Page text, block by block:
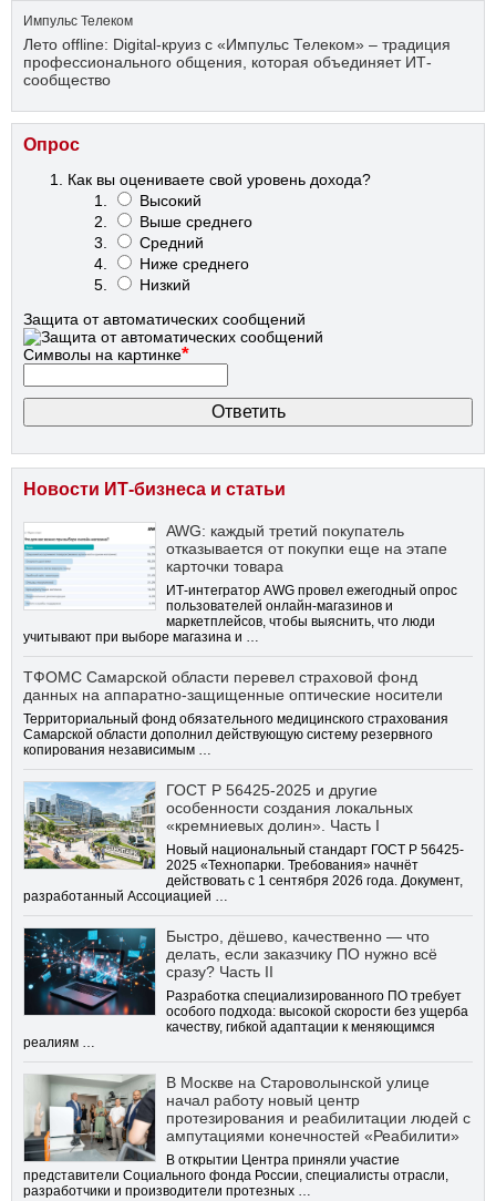
Импульс Телеком
Лето offline: Digital-круиз с «Импульс Телеком» – традиция
профессионального общения, которая объединяет ИТ-
сообщество
Опрос
Как вы оцениваете свой уровень дохода?
Высокий
Выше среднего
Средний
Ниже среднего
Низкий
Защита от автоматических сообщений
Символы на картинке*
Новости ИТ-бизнеса и статьи
AWG: каждый третий покупатель
отказывается от покупки еще на этапе
карточки товара
ИТ-интегратор AWG провел ежегодный опрос
пользователей онлайн-магазинов и
маркетплейсов, чтобы выяснить, что люди
учитывают при выборе магазина и …
ТФОМС Самарской области перевел страховой фонд
данных на аппаратно-защищенные оптические носители
Территориальный фонд обязательного медицинского страхования
Самарской области дополнил действующую систему резервного
копирования независимым …
ГОСТ Р 56425-2025 и другие
особенности создания локальных
«кремниевых долин». Часть I
Новый национальный стандарт ГОСТ Р 56425-
2025 «Технопарки. Требования» начнёт
действовать с 1 сентября 2026 года. Документ,
разработанный Ассоциацией …
Быстро, дёшево, качественно — что
делать, если заказчику ПО нужно всё
сразу? Часть II
Разработка специализированного ПО требует
особого подхода: высокой скорости без ущерба
качеству, гибкой адаптации к меняющимся
реалиям …
В Москве на Староволынской улице
начал работу новый центр
протезирования и реабилитации людей с
ампутациями конечностей «Реабилити»
В открытии Центра приняли участие
представители Социального фонда России, специалисты отрасли,
разработчики и производители протезных …